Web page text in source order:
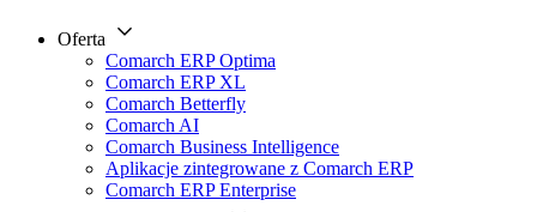
Oferta
Comarch ERP Optima
Comarch ERP XL
Comarch Betterfly
Comarch AI
Comarch Business Intelligence
Aplikacje zintegrowane z Comarch ERP
Comarch ERP Enterprise